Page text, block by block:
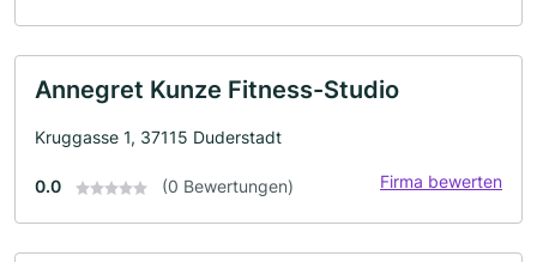
Annegret Kunze Fitness-Studio
Kruggasse 1, 37115 Duderstadt
0.0 (0 Bewertungen) Firma bewerten